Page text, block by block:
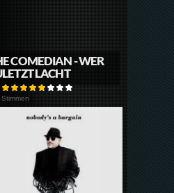
COMEDIAN - WER
LACHT